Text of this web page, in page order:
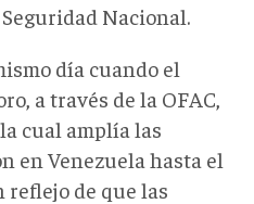
Nacional.
día cuando el
a través de la OFAC,
, la cual amplía las
en Venezuela hasta el
reflejo de que las